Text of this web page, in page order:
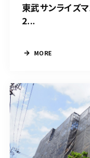
東武サンライズ
2...
MORE